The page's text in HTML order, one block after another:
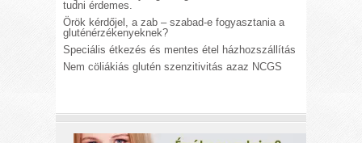
tudni érdemes.
Örök kérdőjel, a zab – szabad-e fogyasztania a
gluténérzékenyeknek?
Speciális étkezés és mentes étel házhozszállítás
Nem cöliákiás glutén szenzitivitás azaz NCGS